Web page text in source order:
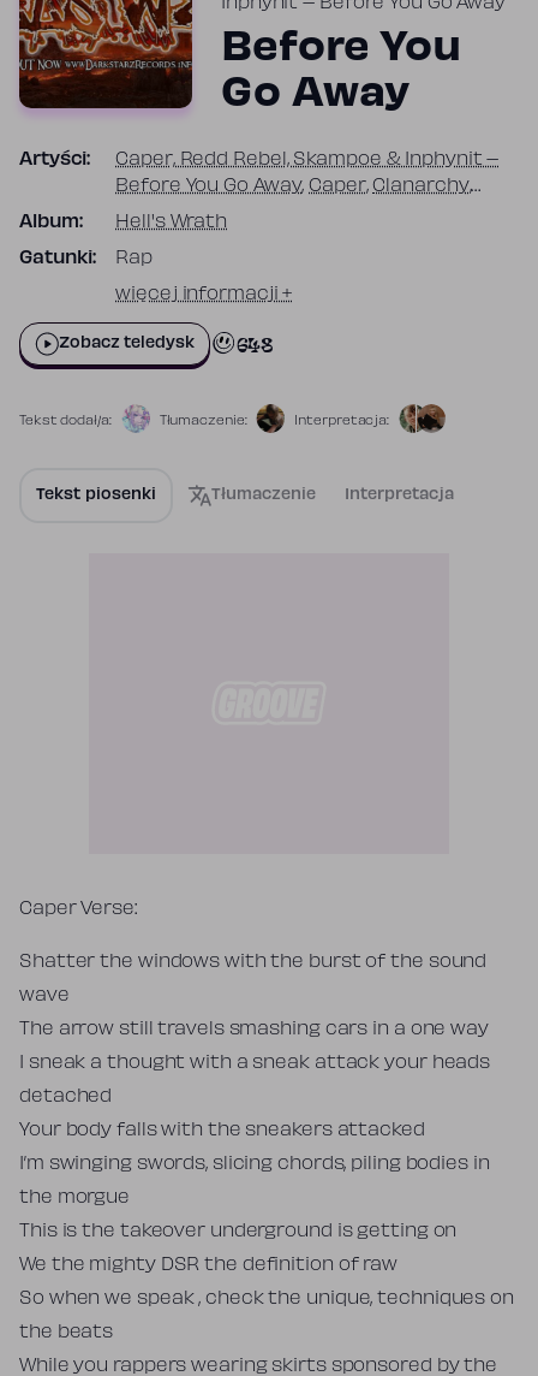
Inphynit – Before You Go Away
Before You
Go Away
Artyści:
Caper, Redd Rebel, Skampoe & Inphynit –
Before You Go Away,Caper,Clanarchy,
Inphynit – Before You Go Away
Album: Hell's Wrath
Gatunki: Rap
więcej informacji +
Zobacz teledysk 648
Tekst dodał/a: Tłumaczenie: Interpretacja:
Tekst piosenki Tłumaczenie Interpretacja
Tekst piosenki
Caper Verse:
Shatter the windows with the burst of the sound
wave
The arrow still travels smashing cars in a one way
I sneak a thought with a sneak attack your heads
detached
Your body falls with the sneakers attacked
I’m swinging swords, slicing chords, piling bodies in
the morgue
This is the takeover underground is getting on
We the mighty DSR the definition of raw
So when we speak , check the unique, techniques on
the beats
While you rappers wearing skirts sponsored by the